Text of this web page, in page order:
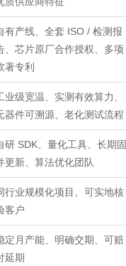
有产线、全套 ISO / 检测报
、芯片原厂合作授权、多项
著专利
业级宽温、实测有效算力、
器件可溯源、老化测试流程
研 SDK 、量化工具、长期固
更新、算法优化团队
行业规模化项目、可实地核
客户
定月产能、明确交期、可赔
延期